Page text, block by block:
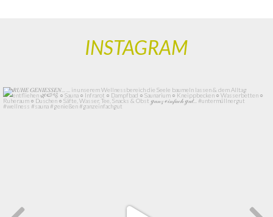
INSTAGRAM
landhotel_untermuellnergut
Juni 10